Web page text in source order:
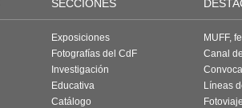
SECCIONES
Exposiciones
Fotografías del CdF
Investigación
Educativa
Catálogo
MUFF,
Canal
Líneas